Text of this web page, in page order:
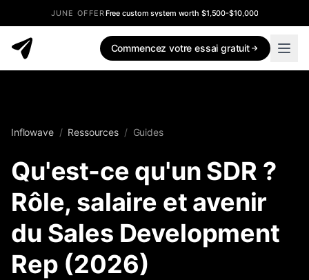
JUNE OFFERFree custom system worth $1,500-$10,000
Commencez votre essai gratuit
Inflowave / Ressources / Guides
Qu'est-ce qu'un SDR ?
Rôle, salaire et avenir
du Sales Development
Rep (2026)